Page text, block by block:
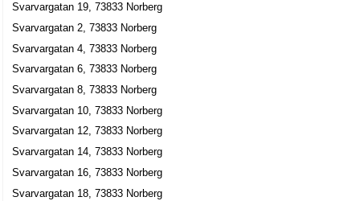
Svarvargatan 19, 73833 Norberg
Svarvargatan 2, 73833 Norberg
Svarvargatan 4, 73833 Norberg
Svarvargatan 6, 73833 Norberg
Svarvargatan 8, 73833 Norberg
Svarvargatan 10, 73833 Norberg
Svarvargatan 12, 73833 Norberg
Svarvargatan 14, 73833 Norberg
Svarvargatan 16, 73833 Norberg
Svarvargatan 18, 73833 Norberg